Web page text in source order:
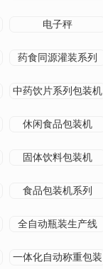
电子秤
药食同源灌装系列
中药饮片系列包装机
休闲食品包装机
固体饮料包装机
食品包装机系列
全自动瓶装生产线
一体化自动称重包装